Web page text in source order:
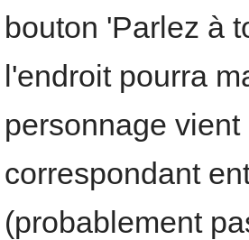
bouton 'Parlez à
l'endroit pourra
personnage
correspondant
(probablement